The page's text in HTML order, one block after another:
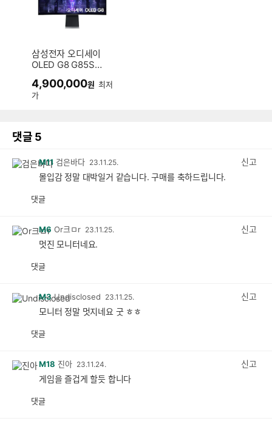
삼성전자 오디세이
OLED G8 G85SB
4,900,000원 최저
가
댓글 5
M11 검은바다 23.11.25.
신고
몰입감 정말 대박일거 같습니다. 구매를 축하드립니다.
댓글
M6 Or크ㅁr 23.11.25.
신고
멋진 모니터네요.
댓글
M3 Undisclosed 23.11.25.
신고
모니터 정말 멋지네요 굿 ㅎㅎ
댓글
M18 진아 23.11.24.
신고
게임을 즐겁게 할듯 합니다
댓글